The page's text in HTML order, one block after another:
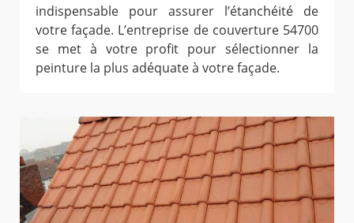
indispensable pour assurer l’étanchéité de
votre façade. L’entreprise de couverture 54700
se met à votre profit pour sélectionner la
peinture la plus adéquate à votre façade.